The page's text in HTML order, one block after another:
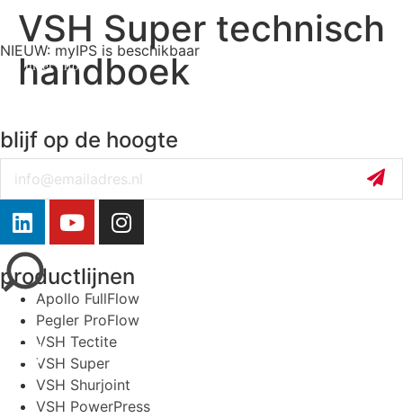
NIEUW: myIPS is beschikbaar
meer info
sluiten
VSH Super technisch
handboek
blijf op de hoogte
productlijnen
Apollo FullFlow
Pegler ProFlow
VSH Tectite
VSH Super
VSH Shurjoint
VSH PowerPress